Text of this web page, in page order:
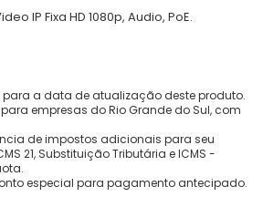
IP Fixa HD 1080p, Audio, PoE.
a data de atualização deste produto.
empresas do Rio Grande do Sul, com
de impostos adicionais para seu
21, Substituição Tributária e ICMS -
especial para pagamento antecipado.